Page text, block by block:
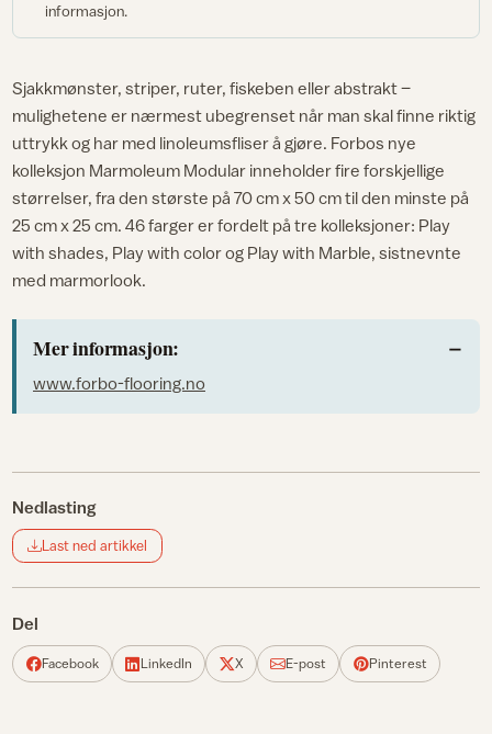
informasjon.
Sjakkmønster, striper, ruter, fiskeben eller abstrakt –
mulighetene er nærmest ubegrenset når man skal finne riktig
uttrykk og har med linoleumsfliser å gjøre. Forbos nye
kolleksjon Marmoleum Modular inneholder fire forskjellige
størrelser, fra den største på 70 cm x 50 cm til den minste på
25 cm x 25 cm. 46 farger er fordelt på tre kolleksjoner: Play
with shades, Play with color og Play with Marble, sistnevnte
med marmorlook.
Mer informasjon:
www.forbo-flooring.no
Nedlasting
Last ned artikkel
Del
Facebook LinkedIn X E-post Pinterest